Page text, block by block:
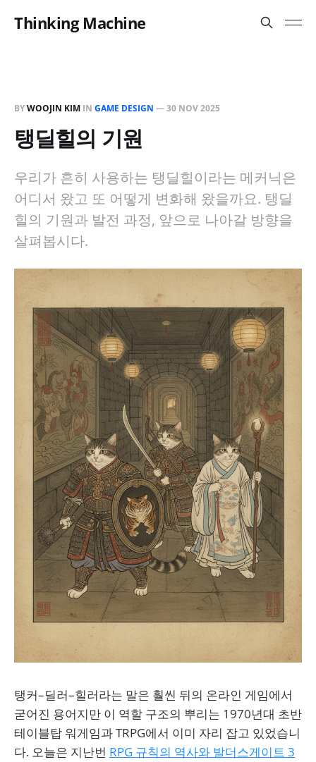
Thinking Machine
BYWOOJIN KIM IN GAME DESIGN —30 NOV 2025
탱딜힐의 기원
우리가 흔히 사용하는 탱딜힐이라는 메커닉은
어디서 왔고 또 어떻게 변화해 왔을까요. 탱딜
힐의 기원과 발전 과정, 앞으로 나아갈 방향을
살펴봅시다.
탱커–딜러–힐러라는 말은 훨씬 뒤의 온라인 게임에서
굳어진 용어지만 이 역할 구조의 뿌리는 1970년대 초반
테이블탑 워게임과 TRPG에서 이미 자리 잡고 있었습니
다. 오늘은 지난번 RPG 규칙의 역사와 발더스게이트 3